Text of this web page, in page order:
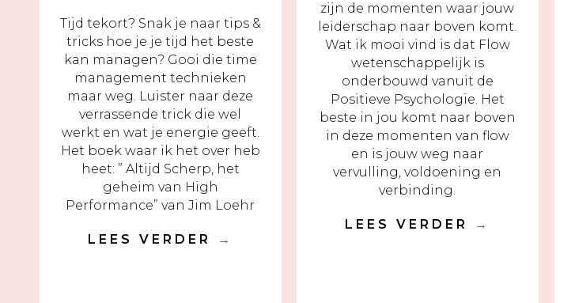
Tijd tekort? Snak je naar tips &
tricks hoe je je tijd het beste
kan managen? Gooi die time
management technieken
maar weg. Luister naar deze
verrassende trick die wel
werkt en wat je energie geeft.
Het boek waar ik het over heb
heet: ” Altijd Scherp, het
geheim van High
Performance” van Jim Loehr
LEES VERDER →
zijn de momenten waar jouw
leiderschap naar boven komt.
Wat ik mooi vind is dat Flow
wetenschappelijk is
onderbouwd vanuit de
Positieve Psychologie. Het
beste in jou komt naar boven
in deze momenten van flow
en is jouw weg naar
vervulling, voldoening en
verbinding.
LEES VERDER →